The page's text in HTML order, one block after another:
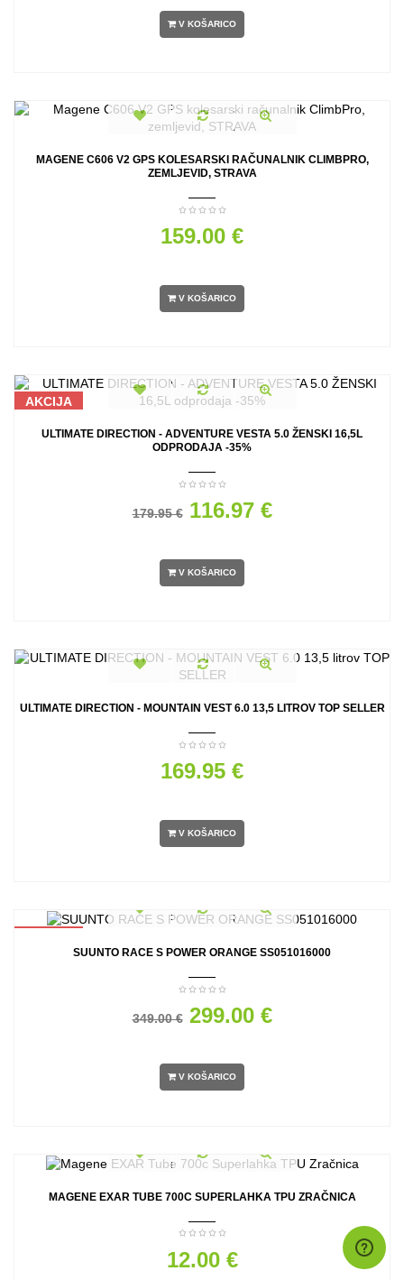
V KOŠARICO
MAGENE C606 V2 GPS KOLESARSKI RAČUNALNIK CLIMBPRO,
ZEMLJEVID, STRAVA
159.00 €
V KOŠARICO
AKCIJA
ULTIMATE DIRECTION - ADVENTURE VESTA 5.0 ŽENSKI 16,5L
ODPRODAJA -35%
179.95 € 116.97 €
V KOŠARICO
ULTIMATE DIRECTION - MOUNTAIN VEST 6.0 13,5 LITROV TOP SELLER
169.95 €
V KOŠARICO
SUUNTO RACE S POWER ORANGE SS051016000
349.00 € 299.00 €
V KOŠARICO
MAGENE EXAR TUBE 700C SUPERLAHKA TPU ZRAČNICA
12.00 €